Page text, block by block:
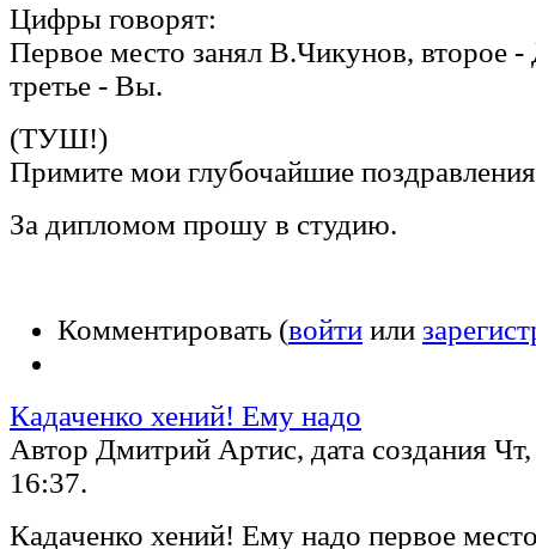
Цифры говорят:
Первое место занял В.Чикунов, второе
третье - Вы.
(ТУШ!)
Примите мои глубочайшие
За дипломом прошу в студию.
Комментировать (войти или
Кадаченко хений! Ему надо
Автор Дмитрий Артис, дата создания
16:37.
Кадаченко хений! Ему надо первое